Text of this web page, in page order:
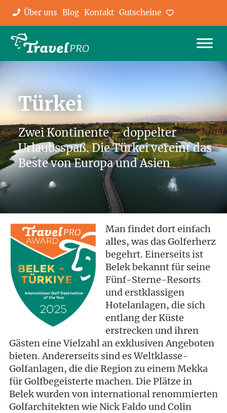
Über uns Blog Kontakt Gutscheine Favoriten
Türkei
Zwei Kontinente – doppelter
Urlaubsspaß. Die Türkei vereint das
Beste von Europa und Asien
Man findet dort einfach
alles, was das Golferherz
begehrt. Einerseits ist
Belek bekannt für seine
Fünf-Sterne-Resorts
und erstklassigen
Hotelanlagen, die sich
entlang der Küste
erstrecken und ihren
Gästen eine Vielzahl an exklusiven Angeboten
bieten. Andererseits sind es Weltklasse-
Golfanlagen, die die Region zu einem Mekka
für Golfbegeisterte machen. Die Plätze in
Belek wurden von international renommierten
Golfarchitekten wie Nick Faldo und Colin